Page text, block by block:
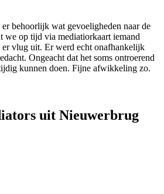
behoorlijk wat gevoeligheden naar de
we op tijd via mediatiorkaart iemand
vlug uit. Er werd echt onafhankelijk
Ongeacht dat het soms ontroerend
kunnen doen. Fijne afwikkeling zo.
uit Nieuwerbrug